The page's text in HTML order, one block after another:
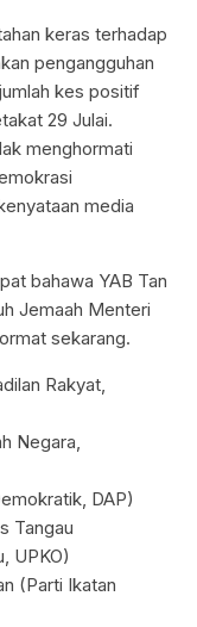
keras terhadap
pengangguhan
kes positif
29 Julai.
menghormati
media
bahawa YAB Tan
Jemaah Menteri
sekarang.
Rakyat,
Negara,
DAP)
Tangau
UPKO)
(Parti Ikatan